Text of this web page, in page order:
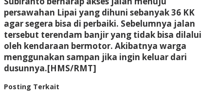
persawahan Lipai yang dihuni sebanyak 36 KK
agar segera bisa di perbaiki. Sebelumnya jalan
tersebut terendam banjir yang tidak bisa dilalui
oleh kendaraan bermotor. Akibatnya warga
menggunakan sampan jika ingin keluar dari
dusunnya.[HMS/RMT]
Posting Terkait